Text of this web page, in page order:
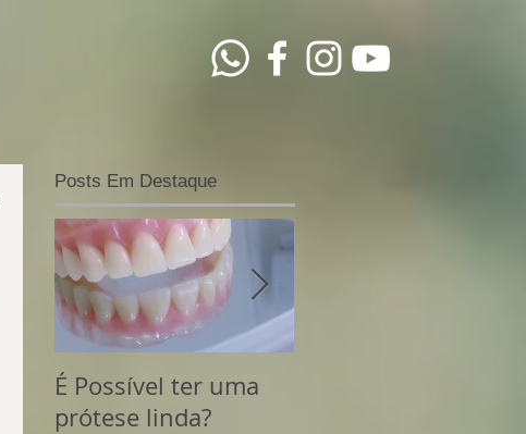
Posts Em Destaque
É Possível ter uma
prótese linda?